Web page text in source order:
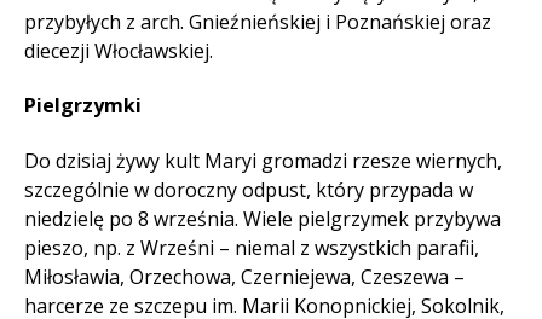
przybyłych z arch. Gnieźnieńskiej i Poznańskiej oraz
diecezji Włocławskiej.
Pielgrzymki
Do dzisiaj żywy kult Maryi gromadzi rzesze wiernych,
szczególnie w doroczny odpust, który przypada w
niedzielę po 8 września. Wiele pielgrzymek przybywa
pieszo, np. z Wrześni – niemal z wszystkich parafii,
Miłosławia, Orzechowa, Czerniejewa, Czeszewa –
harcerze ze szczepu im. Marii Konopnickiej, Sokolnik,